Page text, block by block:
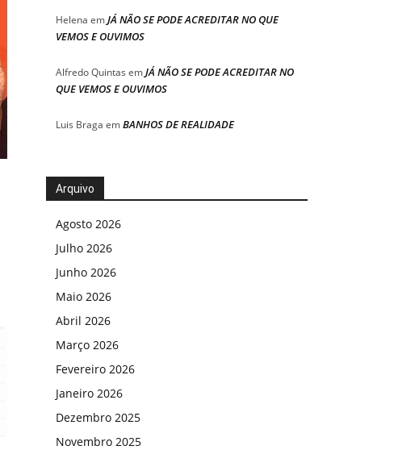
Helena emJÁ NÃO SE PODE ACREDITAR NO QUE
VEMOS E OUVIMOS
Alfredo Quintas emJÁ NÃO SE PODE ACREDITAR NO
QUE VEMOS E OUVIMOS
Luis Braga emBANHOS DE REALIDADE
Arquivo
Agosto 2026
Julho 2026
Junho 2026
Maio 2026
Abril 2026
Março 2026
Fevereiro 2026
Janeiro 2026
Dezembro 2025
Novembro 2025